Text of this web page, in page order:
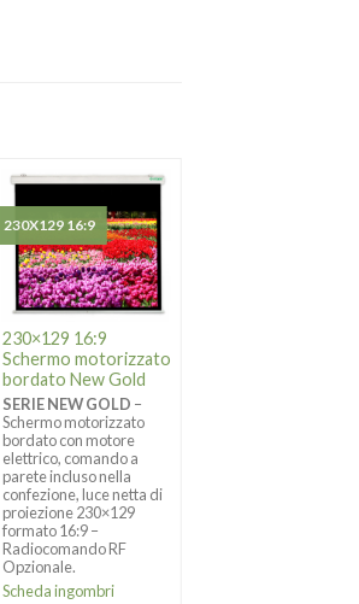
230×129 16:9
Schermo motorizzato
bordato New Gold
SERIE NEW GOLD –
Schermo motorizzato
bordato con motore
elettrico, comando a
parete incluso nella
confezione, luce netta di
proiezione 230×129
formato 16:9 –
Radiocomando RF
Opzionale.
Scheda ingombri
230X129 16:9